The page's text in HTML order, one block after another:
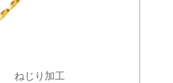
ねじり加工